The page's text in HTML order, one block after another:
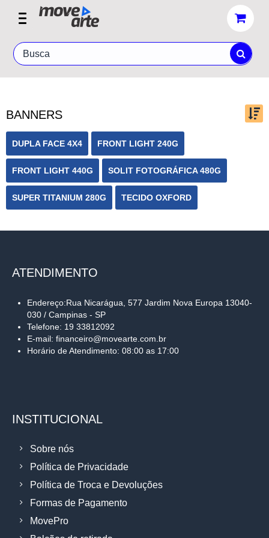
BANNERS
Ordenar por:
Exibir até:
DUPLA FACE 4X4 FRONT LIGHT 240G
FRONT LIGHT 440G SOLIT FOTOGRÁFICA 480G
SUPER TITANIUM 280G TECIDO OXFORD
ATENDIMENTO
Endereço:Rua Nicarágua, 577 Jardim Nova Europa 13040-
030 / Campinas - SP
Telefone: 19 33812092
E-mail: financeiro@movearte.com.br
Horário de Atendimento: 08:00 as 17:00
INSTITUCIONAL
Sobre nós
Política de Privacidade
Política de Troca e Devoluções
Formas de Pagamento
MovePro